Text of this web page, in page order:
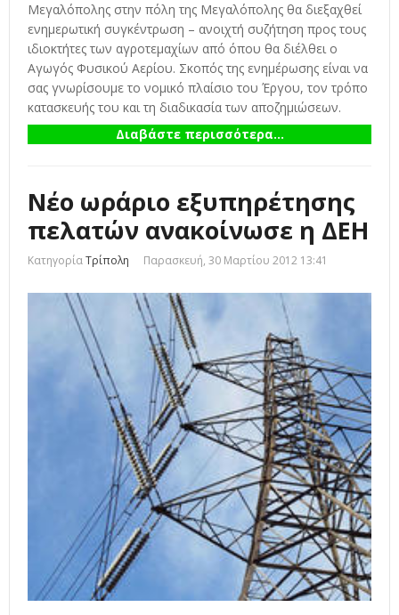
Μεγαλόπολης στην πόλη της Μεγαλόπολης θα διεξαχθεί
ενηµερωτική συγκέντρωση – ανοιχτή συζήτηση προς τους
ιδιοκτήτες των αγροτεµαχίων από όπου θα διέλθει ο
Αγωγός Φυσικού Αερίου. Σκοπός της ενηµέρωσης είναι να
σας γνωρίσουµε το νοµικό πλαίσιο του Έργου, τον τρόπο
κατασκευής του και τη διαδικασία των αποζηµιώσεων.
Διαβάστε περισσότερα...
Νέο ωράριο εξυπηρέτησης
πελατών ανακοίνωσε η ΔΕΗ
ΚατηγορίαΤρίπολη Παρασκευή, 30 Μαρτίου 2012 13:41